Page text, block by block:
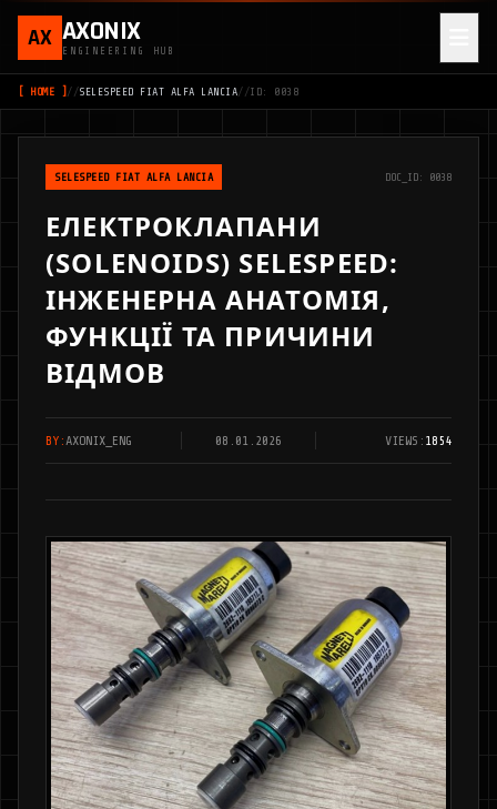
AX AXONIX
ENGINEERING HUB
[ HOME ] //SELESPEED FIAT ALFA LANCIA//ID: 0038
SELESPEED FIAT ALFA LANCIA DOC_ID: 0038
ЕЛЕКТРОКЛАПАНИ
(SOLENOIDS) SELESPEED:
ІНЖЕНЕРНА АНАТОМІЯ,
ФУНКЦІЇ ТА ПРИЧИНИ
ВІДМОВ
BY:AXONIX_ENG 08.01.2026 VIEWS: 1854